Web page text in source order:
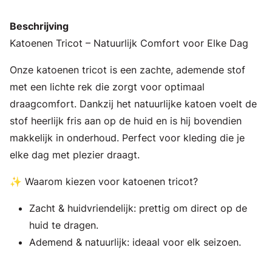
Beschrijving
Katoenen Tricot – Natuurlijk Comfort voor Elke Dag
Onze katoenen tricot is een zachte, ademende stof
met een lichte rek die zorgt voor optimaal
draagcomfort. Dankzij het natuurlijke katoen voelt de
stof heerlijk fris aan op de huid en is hij bovendien
makkelijk in onderhoud. Perfect voor kleding die je
elke dag met plezier draagt.
✨ Waarom kiezen voor katoenen tricot?
Zacht & huidvriendelijk: prettig om direct op de
huid te dragen.
Ademend & natuurlijk: ideaal voor elk seizoen.